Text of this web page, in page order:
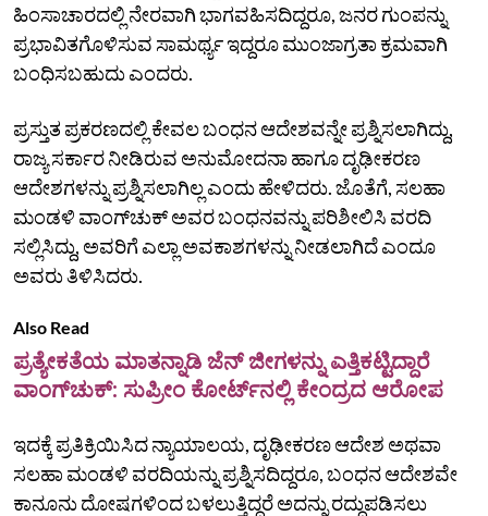
ಹಿಂಸಾಚಾರದಲ್ಲಿ ನೇರವಾಗಿ ಭಾಗವಹಿಸದಿದ್ದರೂ, ಜನರ ಗುಂಪನ್ನು
ಪ್ರಭಾವಿತಗೊಳಿಸುವ ಸಾಮರ್ಥ್ಯ ಇದ್ದರೂ ಮುಂಜಾಗ್ರತಾ ಕ್ರಮವಾಗಿ
ಬಂಧಿಸಬಹುದು ಎಂದರು.
ಪ್ರಸ್ತುತ ಪ್ರಕರಣದಲ್ಲಿ ಕೇವಲ ಬಂಧನ ಆದೇಶವನ್ನೇ ಪ್ರಶ್ನಿಸಲಾಗಿದ್ದು,
ರಾಜ್ಯ ಸರ್ಕಾರ ನೀಡಿರುವ ಅನುಮೋದನಾ ಹಾಗೂ ದೃಢೀಕರಣ
ಆದೇಶಗಳನ್ನು ಪ್ರಶ್ನಿಸಲಾಗಿಲ್ಲ ಎಂದು ಹೇಳಿದರು. ಜೊತೆಗೆ, ಸಲಹಾ
ಮಂಡಳಿ ವಾಂಗ್‌ಚುಕ್ ಅವರ ಬಂಧನವನ್ನು ಪರಿಶೀಲಿಸಿ ವರದಿ
ಸಲ್ಲಿಸಿದ್ದು, ಅವರಿಗೆ ಎಲ್ಲಾ ಅವಕಾಶಗಳನ್ನು ನೀಡಲಾಗಿದೆ ಎಂದೂ
ಅವರು ತಿಳಿಸಿದರು.
Also Read
ಪ್ರತ್ಯೇಕತೆಯ ಮಾತನ್ನಾಡಿ ಜೆನ್‌ ಜೀಗಳನ್ನು ಎತ್ತಿಕಟ್ಟಿದ್ದಾರೆ
ವಾಂಗ್‌ಚುಕ್‌: ಸುಪ್ರೀಂ ಕೋರ್ಟ್‌ನಲ್ಲಿ ಕೇಂದ್ರದ ಆರೋಪ
ಇದಕ್ಕೆ ಪ್ರತಿಕ್ರಿಯಿಸಿದ ನ್ಯಾಯಾಲಯ, ದೃಢೀಕರಣ ಆದೇಶ ಅಥವಾ
ಸಲಹಾ ಮಂಡಳಿ ವರದಿಯನ್ನು ಪ್ರಶ್ನಿಸದಿದ್ದರೂ, ಬಂಧನ ಆದೇಶವೇ
ಕಾನೂನು ದೋಷಗಳಿಂದ ಬಳಲುತ್ತಿದ್ದರೆ ಅದನ್ನು ರದ್ದುಪಡಿಸಲು